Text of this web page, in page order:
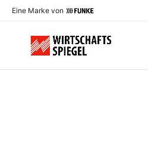
Eine Marke von